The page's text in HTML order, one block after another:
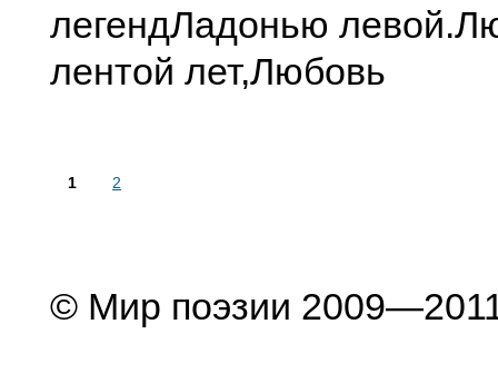
легендЛадонью левой.
лентой лет,Любовь
1 2
© Мир поэзии